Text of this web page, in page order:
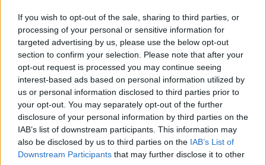
If you wish to opt-out of the sale, sharing to third parties, or
processing of your personal or sensitive information for
targeted advertising by us, please use the below opt-out
section to confirm your selection. Please note that after your
opt-out request is processed you may continue seeing
interest-based ads based on personal information utilized by
us or personal information disclosed to third parties prior to
your opt-out. You may separately opt-out of the further
disclosure of your personal information by third parties on the
IAB’s list of downstream participants. This information may
also be disclosed by us to third parties on the IAB’s List of
Downstream Participants that may further disclose it to other
Ucrania, seis meses: estancamiento
y perplejidad